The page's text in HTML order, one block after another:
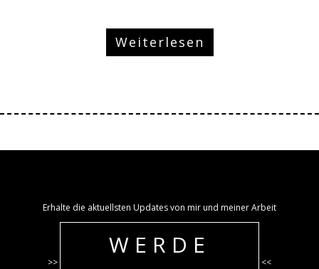
Weiterlesen
Erhalte die aktuellsten Updates von mir und meiner Arbeit
>>
WERDE
<<